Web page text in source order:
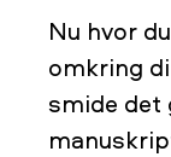
Nu hvor
omkring
smide det